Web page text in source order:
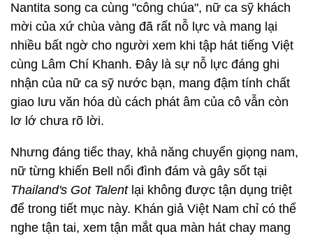
Nantita song ca cùng "công chúa", nữ ca sỹ khách
mời của xứ chùa vàng đã rất nỗ lực và mang lại
nhiều bất ngờ cho người xem khi tập hát tiếng Việt
cùng Lâm Chí Khanh. Đây là sự nỗ lực đáng ghi
nhận của nữ ca sỹ nước bạn, mang đậm tính chất
giao lưu văn hóa dù cách phát âm của cô vẫn còn
lơ lớ chưa rõ lời.
Nhưng đáng tiếc thay, khả năng chuyển giọng nam,
nữ từng khiến Bell nổi đình đám và gây sốt tại
Thailand's Got Talentlại không được tận dụng triệt
để trong tiết mục này. Khán giả Việt Nam chỉ có thể
nghe tận tai, xem tận mắt qua màn hát chay mang